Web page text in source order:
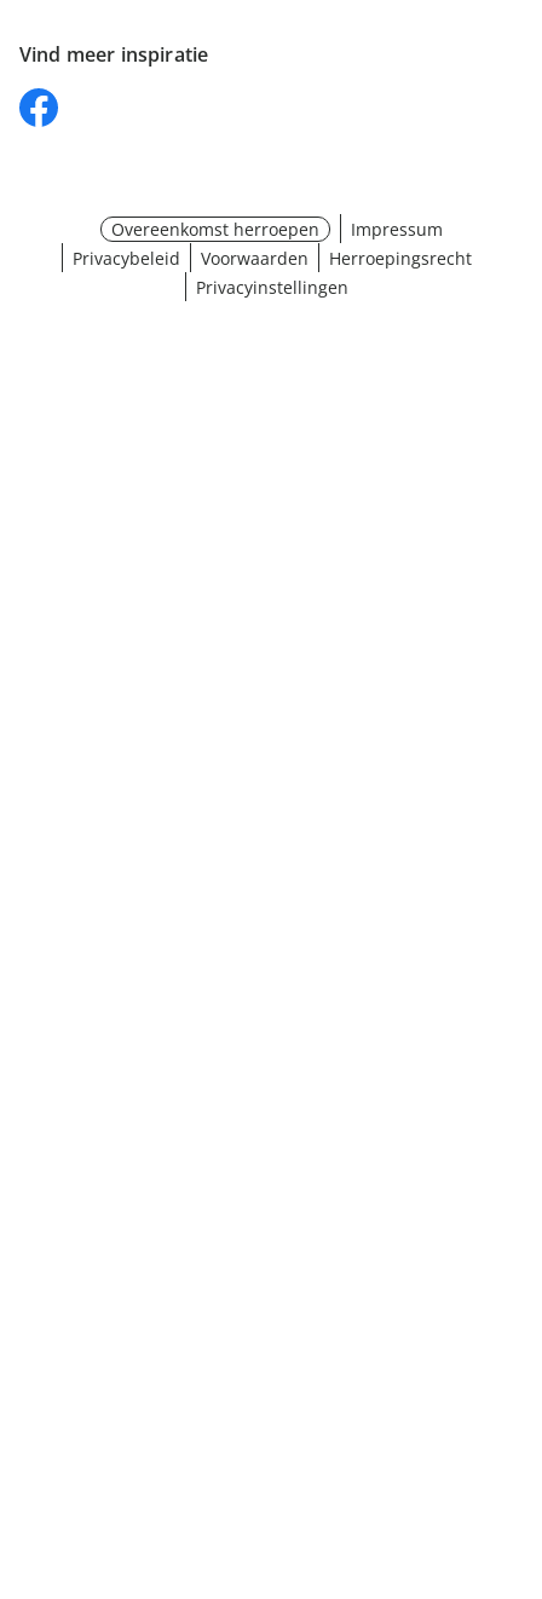
Vind meer inspiratie
Overeenkomst herroepen
Impressum
Privacybeleid
Voorwaarden
Herroepingsrecht
Privacyinstellingen